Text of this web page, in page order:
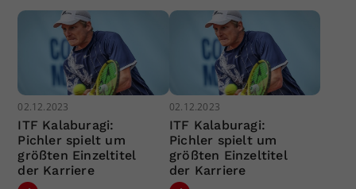
02.12.2023
ITF Kalaburagi:
Pichler spielt um
größten Einzeltitel
der Karriere
02.12.2023
ITF Kalaburagi:
Pichler spielt um
größten Einzeltitel
der Karriere